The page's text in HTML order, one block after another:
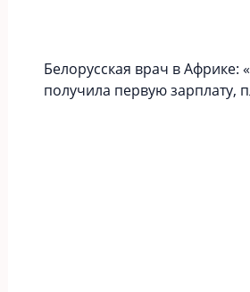
Белорусская врач в Африке:
получила первую зарплату,